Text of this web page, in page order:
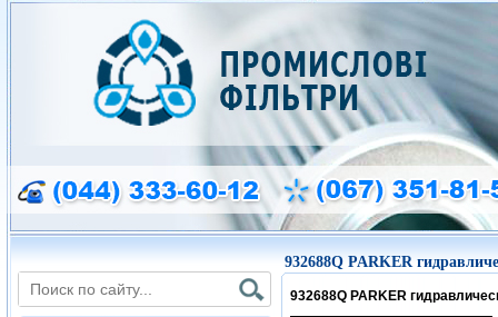
932688Q PARKER
932688Q PARKER